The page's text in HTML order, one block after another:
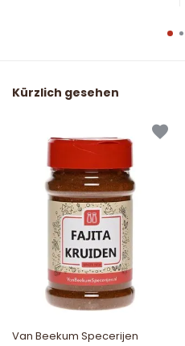
Kürzlich gesehen
Van Beekum Specerijen